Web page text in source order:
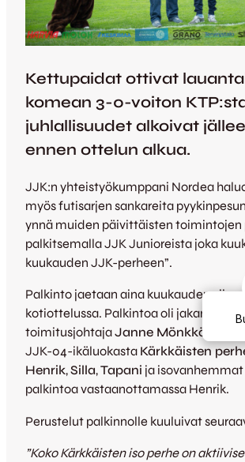
Kettupaidat ottivat
komean 3-0-voiton
juhlallisuudet alkoivat
ennen ottelun alkua.
JJK:n yhteistyökumppani Nordea
myös futisarjen sankareita
ynnä muiden päivittäisten toimintojen
palkitsemalla JJK Junioreista joka
kuukauden JJK-perheen”.
Palkinto jaetaan aina kuukauden
kotiottelussa. Palkintoa oli jakamassa
toimitusjohtajaJanne Mönkkönen
JJK-04-ikäluokasta Kärkkäisten
Henrik,Silla,Tapani ja isovanhemmat
palkintoa vastaanottamassa Henrik.
Perustelut palkinnolle kuuluivat
”Koko Kärkkäisten iso perhe on